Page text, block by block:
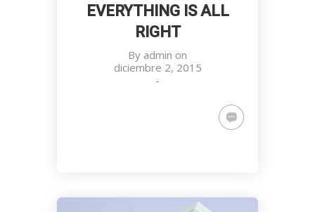
EVERYTHING IS ALL
RIGHT
By admin on
diciembre 2, 2015
-